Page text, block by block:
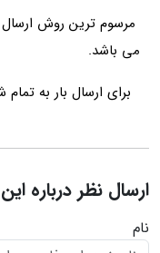
مرسوم ترین روش ارسال
می باشد.
برای ارسال بار به
ارسال نظر درباره
نام